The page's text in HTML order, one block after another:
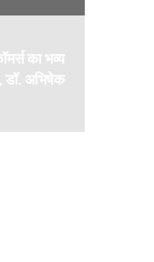
का भव्य
डॉ. अभिषेक